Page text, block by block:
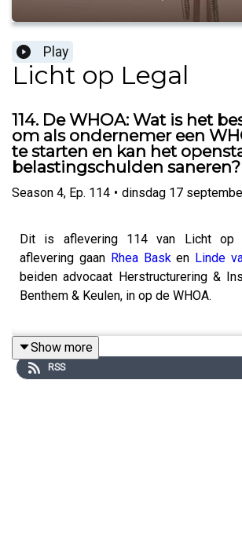
Play
Licht op Legal
114. De WHOA: Wat is het
om als ondernemer een
te starten en kan het
belastingschulden saneren?
Season 4, Ep. 114 • dinsdag 17
Dit is aflevering 114 van Licht op
aflevering gaan Rhea Bask en Linde
beiden advocaat Herstructurering &
Benthem & Keulen, in op de WHOA.
Sinds enkele jaren hebben
financiële moeilijkheden verkeren de
Show more
RSS